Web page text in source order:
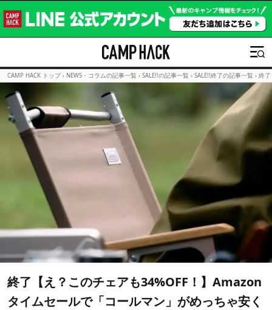
CAMP HACK トップ › NEWS・コラムの記事一覧 › SALE!!の記事一覧 › SALE!!終了の記事一覧 › 終了
終了【え？このチェアも34%OFF！】Amazon
タイムセールで「コールマン」がめっちゃ安く